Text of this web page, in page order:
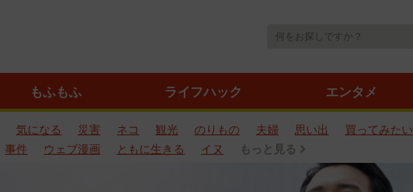
もふもふ ライフハック エンタメ
気になる 災害 ネコ 観光 のりもの 夫婦 思い出 買ってみたい
事件 ウェブ漫画 ともに生きる イヌ もっと見る